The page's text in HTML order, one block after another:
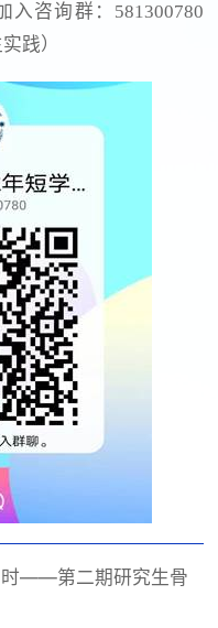
入咨询群：581300780
践）
时——第二期研究生骨